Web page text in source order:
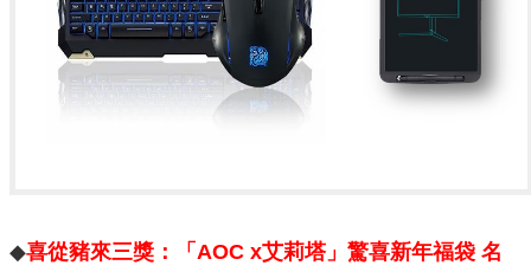
◆喜從豬來三獎：「AOC x艾莉塔」驚喜新年福袋 名